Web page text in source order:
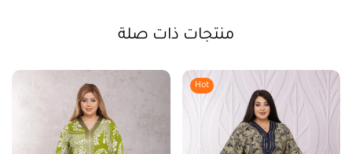
منتجات ذات صلة
Hot